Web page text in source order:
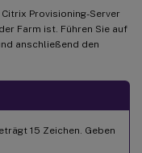
Provisioning-Server
Farm ist. Führen Sie auf
anschließend den
15 Zeichen. Geben